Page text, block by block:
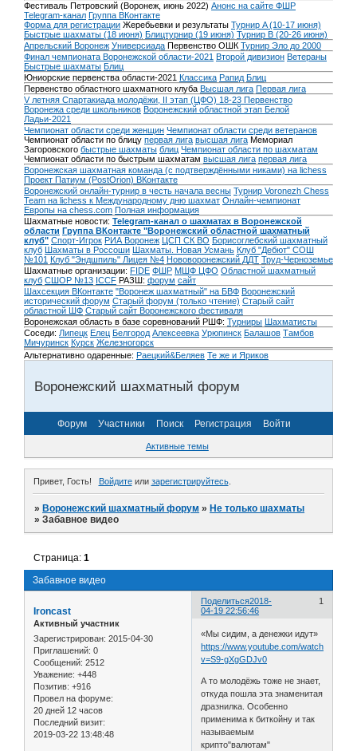
Фестиваль Петровский (Воронеж, июнь 2022) Анонс на сайте ФШР
Telegram-канал Группа ВКонтакте
Форма для регистрации Жеребьевки и результаты Турнир A (10-17 июня)
Быстрые шахматы (18 июня) Блицтурнир (19 июня) Турнир B (20-26 июня)
Апрельский Воронеж Универсиада Первенство ОШК Турнир Эло до 2000
Финал чемпионата Воронежской области-2021 Второй дивизион Ветераны
Быстрые шахматы Блиц
Юниорские первенства области-2021 Классика Рапид Блиц
Первенство областного шахматного клуба Высшая лига Первая лига
V летняя Спартакиада молодёжи, II этап (ЦФО) 18-23 Первенство
Воронежа среди школьников Воронежский областной этап Белой
Ладьи-2021
Чемпионат области среди женщин Чемпионат области среди ветеранов
Чемпионат области по блицу первая лига высшая лига Мемориал
Загоровского быстрые шахматы блиц Чемпионат области по шахматам
Чемпионат области по быстрым шахматам высшая лига первая лига
Воронежская шахматная команда (с подтверждёнными никами) на lichess
Проект Патиум (PostOrion) ВКонтакте
Воронежский онлайн-турнир в честь начала весны Турнир Voronezh Chess
Team на lichess к Международному дню шахмат Онлайн-чемпионат
Европы на chess.com Полная информация
Шахматные новости: Telegram-канал о шахматах в Воронежской
области Группа ВКонтакте "Воронежский областной шахматный
клуб" Спорт-Игрок РИА Воронеж ЦСП СК ВО Борисоглебский шахматный
клуб Шахматы в Россоши Шахматы. Новая Усмань Клуб "Дебют" СОШ
№101 Клуб "Эндшпиль" Лицея №4 Нововоронежский ДДТ Труд-Черноземье
Шахматные организации: FIDE ФШР МШФ ЦФО Областной шахматный
клуб СШОР №13 ICCF РАЗШ: форум сайт
Шахсекция ВКонтакте "Воронеж шахматный" на БВФ Воронежский
исторический форум Cтарый форум (только чтение) Старый сайт
областной ШФ Старый сайт Воронежского фестиваля
Воронежская область в базе соревнований РШФ: Турниры Шахматисты
Соседи: Липецк Елец Белгород Алексеевка Урюпинск Балашов Тамбов
Мичуринск Курск Железногорск
Альтернативно одаренные: Раецкий&Беляев Те же и Яриков
Воронежский шахматный форум
Форум Участники Поиск Регистрация Войти
Активные темы
Привет, Гость! Войдитеили зарегистрируйтесь.
»Воронежский шахматный форум »Не только шахматы
»Забавное видео
Забавное видео
Страница:1
Поделиться 1
2018-
04-19 22:56:46
Ironcast
Активный участник
Зарегистрирован: 2015-04-30
Приглашений: 0
Сообщений: 2512
Уважение: +448
Позитив: +916
Провел на форуме:
20 дней 12 часов
Последний визит:
2019-03-22 13:48:48
«Мы сидим, а денежки идут»
https://www.youtube.com/watch?
v=S9-gXgGDJv0
А то молодёжь тоже не знает,
откуда пошла эта знаменитая
дразнилка. Особенно
применима к биткойну и так
называемым
крипто"валютам"